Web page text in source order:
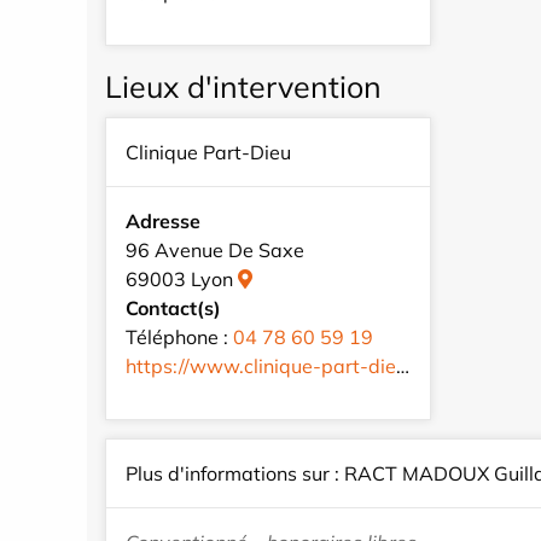
Lieux d'intervention
Clinique Part-Dieu
Adresse
96 Avenue De Saxe
69003 Lyon
Contact(s)
Téléphone : 04 78 60 59 19
https://www.clinique-part-dieu.com/
Plus d'informations sur : RACT MADOUX